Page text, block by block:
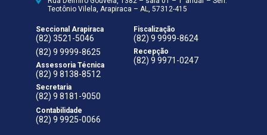
Teotônio Vilela, Arapiraca – AL, 57312-415
Seccional Arapiraca
(82) 3521-5046
(82) 9 9999-8625
Assessoria Técnica
(82) 9 8138-8512
Secretaria
(82) 9 8181-9050
Contabilidade
(82) 9 9925-0066
Fiscalização
(82) 9 9999-8624
Recepção
(82) 9 9971-0247